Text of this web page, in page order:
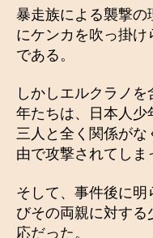
暴走族による襲撃の
にケンカを吹っ掛け
である。
しかしエルクラノ
年たちは、日本人少
三人と全く関係がな
由で攻撃されてしま
そして、事件後に明
びその両親に対す
応だった。